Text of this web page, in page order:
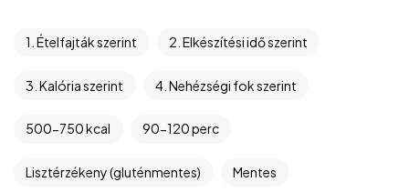
1. Ételfajták szerint 2. Elkészítési idő szerint
3. Kalória szerint 4. Nehézségi fok szerint
500-750 kcal 90-120 perc
Lisztérzékeny (gluténmentes) Mentes